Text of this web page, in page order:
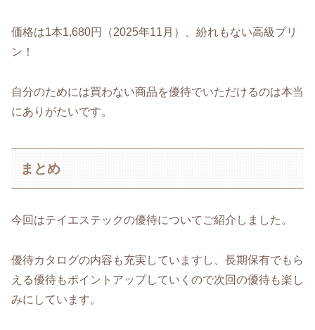
価格は1本1,680円（2025年11月）、紛れもない高級プリ
ン！
自分のためには買わない商品を優待でいただけるのは本当
にありがたいです。
まとめ
今回はテイエステックの優待についてご紹介しました。
優待カタログの内容も充実していますし、長期保有でもら
える優待もポイントアップしていくので次回の優待も楽し
みにしています。